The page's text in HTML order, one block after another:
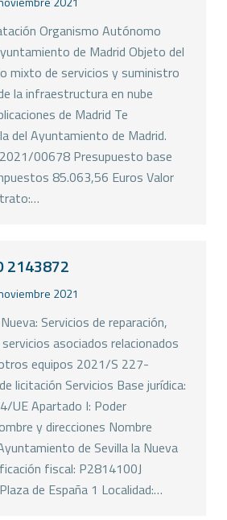
Organismo Autónomo
de Madrid Objeto del
mixto de servicios y suministro
la infraestructura en nube
de Madrid Te
del Ayuntamiento de Madrid.
00678 Presupuesto base
85.063,56 Euros Valor
2143872
2021
Servicios de reparación,
asociados relacionados
equipos 2021/S 227-
licitación Servicios Base jurídica:
UE Apartado I: Poder
y direcciones Nombre
de Sevilla la Nueva
fiscal: P2814100J
de España 1 Localidad:…